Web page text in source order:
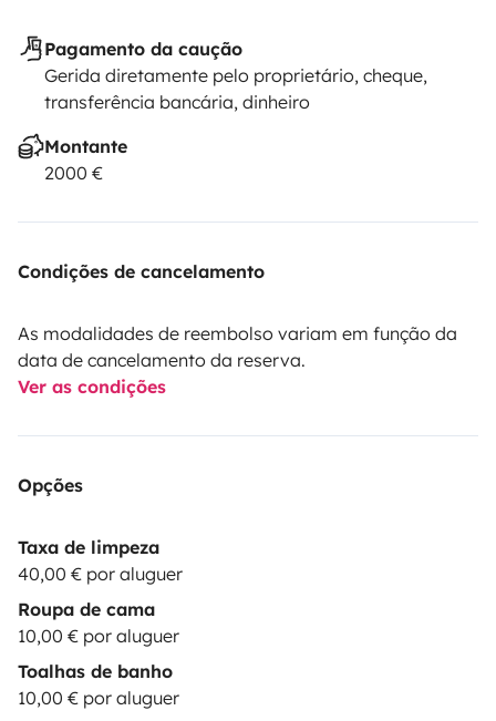
Pagamento da caução
Gerida diretamente pelo proprietário, cheque,
transferência bancária, dinheiro
Montante
2000 €
Condições de cancelamento
As modalidades de reembolso variam em função da
data de cancelamento da reserva.
Ver as condições
Opções
Taxa de limpeza
40,00 € por aluguer
Roupa de cama
10,00 € por aluguer
Toalhas de banho
10,00 € por aluguer